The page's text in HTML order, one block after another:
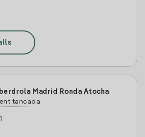
Madrid Ronda Atocha
tancada